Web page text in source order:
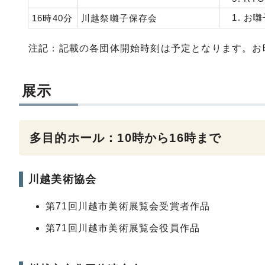
16時40分
川越祭囃子保存会 お囃
注記：記載の各団体開始時刻は予定となります。
展示
多目的ホール：10時から16時まで
川越美術協会
第71回川越市美術展覧会受賞者作品
第71回川越市美術展覧会役員作品